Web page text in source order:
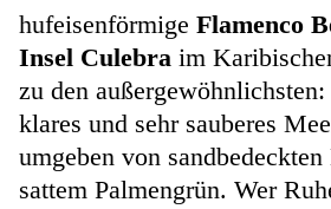
hufeisenförmige Flamenco
Insel Culebra im
zu den
klares und sehr sauberes
umgeben von
sattem Palmengrün. Wer